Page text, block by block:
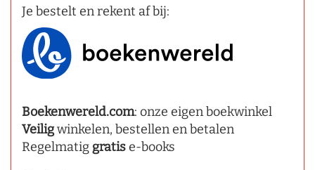
Je bestelt en rekent af bij:
Boekenwereld.com: onze eigen boekwinkel
Veiligwinkelen, bestellen en betalen
Regelmatig gratise-books